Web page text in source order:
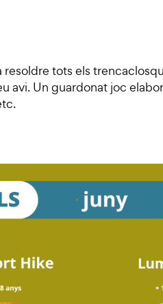
tots els
avi. Un guardonat joc